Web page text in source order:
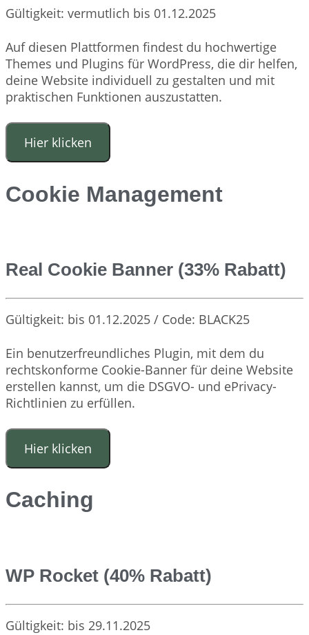
Gültigkeit: vermutlich bis 01.12.2025
Auf diesen Plattformen findest du hochwertige
Themes und Plugins für WordPress, die dir helfen,
deine Website individuell zu gestalten und mit
praktischen Funktionen auszustatten.
Hier klicken
Cookie Management
Real Cookie Banner (33% Rabatt)
Gültigkeit: bis 01.12.2025 / Code: BLACK25
Ein benutzerfreundliches Plugin, mit dem du
rechtskonforme Cookie-Banner für deine Website
erstellen kannst, um die DSGVO- und ePrivacy-
Richtlinien zu erfüllen.
Hier klicken
Caching
WP Rocket (40% Rabatt)
Gültigkeit: bis 29.11.2025